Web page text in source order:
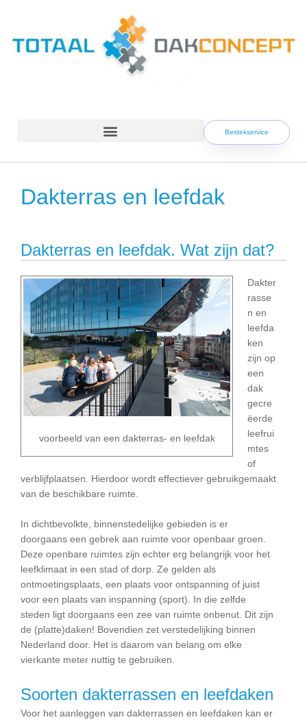
content
Bestekservice
Dakterras en leefdak
Dakterras en leefdak. Wat zijn dat?
voorbeeld van een dakterras- en leefdak
Dakter
rasse
n en
leefda
ken
zijn op
een
dak
gecre
ëerde
leefrui
mtes
of
verblijfplaatsen. Hierdoor wordt effectiever gebruikgemaakt
van de beschikbare ruimte.
In dichtbevolkte, binnenstedelijke gebieden is er
doorgaans een gebrek aan ruimte voor openbaar groen.
Deze openbare ruimtes zijn echter erg belangrijk voor het
leefklimaat in een stad of dorp. Ze gelden als
ontmoetingsplaats, een plaats voor ontspanning of juist
voor een plaats van inspanning (sport). In die zelfde
steden ligt doorgaans een zee van ruimte onbenut. Dit zijn
de (platte)daken! Bovendien zet verstedelijking binnen
Nederland door. Het is daarom van belang om elke
vierkante meter nuttig te gebruiken.
Soorten dakterrassen en leefdaken
Voor het aanleggen van dakterrassen en leefdaken kan er